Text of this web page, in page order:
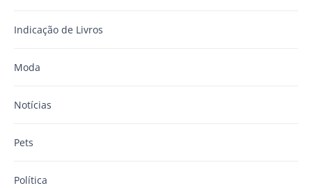
Indicação de Livros
Moda
Notícias
Pets
Política